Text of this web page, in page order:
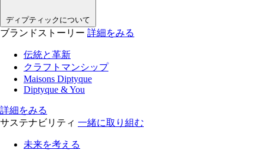
ディプティックについて
ブランドストーリー 詳細をみる
伝統と革新
クラフトマンシップ
Maisons Diptyque
Diptyque & You
詳細をみる
サステナビリティ 一緒に取り組む
未来を考える